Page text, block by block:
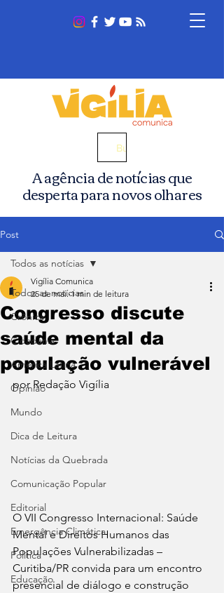
A agência de notícias que
desperta para novos olhares
Busca
Post
Todos as notícias
Crônica
Cidadania
América Latina
Opinião
Mundo
Dica de Leitura
Notícias da Quebrada
Comunicação Popular
Editorial
Emergência Climática
Política
Educação
Todos as notícias
Congresso discute
saúde mental da
população vulnerável
Vigília Comunica
25 de mai. 1 min de leitura
por Redação Vigília
O VII Congresso Internacional: Saúde
Mental e Direitos Humanos das
Populações Vulnerabilizadas –
Curitiba/PR convida para um encontro
presencial de diálogo e construção